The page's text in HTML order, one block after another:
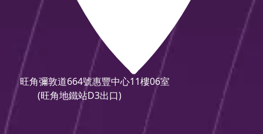
旺角彌敦道664號惠豐中心11樓06室
(旺角地鐵站D3出口)